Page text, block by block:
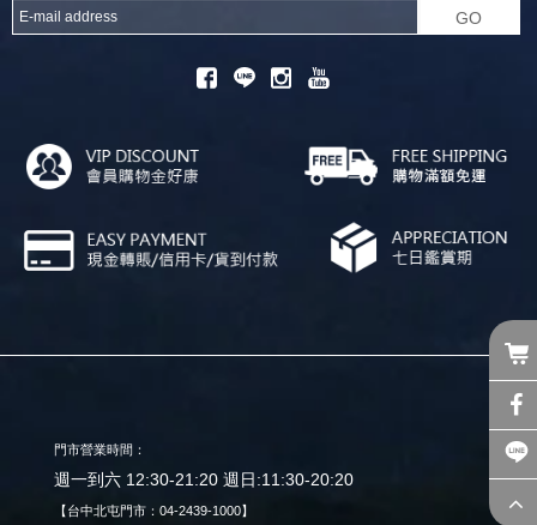
GO
門市營業時間：
週一到六 12:30-21:20 週日:11:30-20:20
【台中北屯門市：04-2439-1000】